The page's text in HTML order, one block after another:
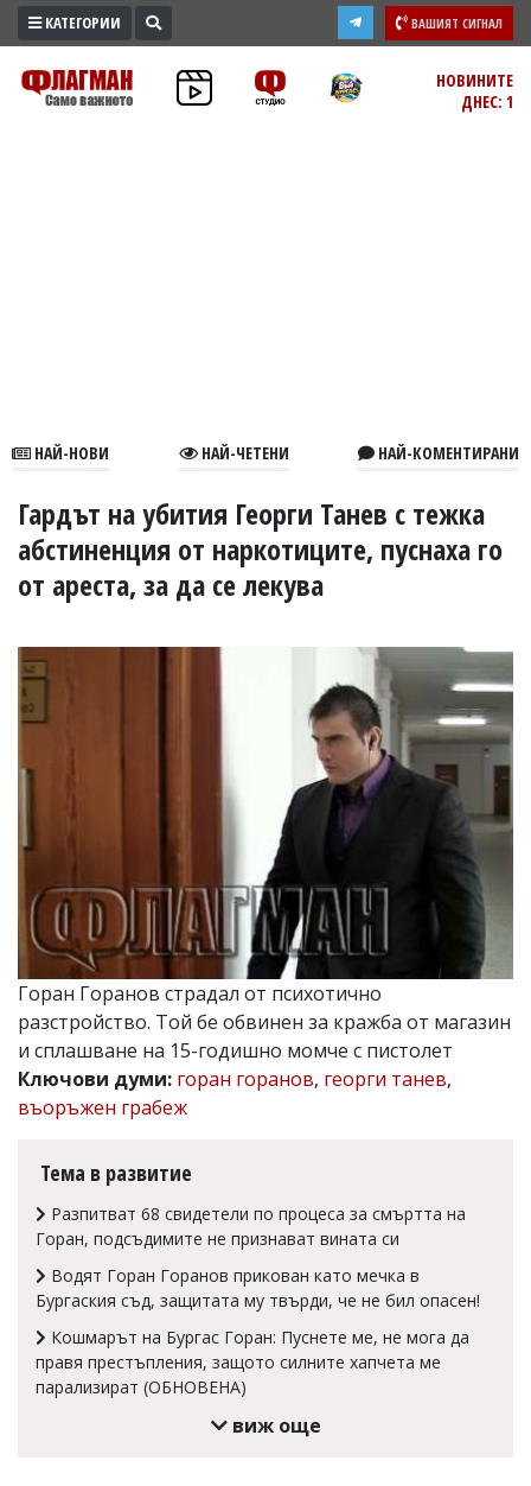
ПРОМО
ЗОНА
В
УКРАЙНА
СПОРТ
РАЗСЛЕДВАНЕ
БИЗНЕС
ЮГ
Веселин
v.vasilev@flagman.bg
Катя
еmail:k.kassabova@flagman.bg
Главен
редактор:
Иван
Колев,
email:
office@flagman.bg
Коментарите
под
въвеждат
читателите
носи
тях!
Ако
КАТЕГОРИИ ВАШИЯТ СИГНАЛ
НОВИНИТЕ
ДНЕС: 1
НАЙ-НОВИ НАЙ-ЧЕТЕНИ НАЙ-КОМЕНТИРАНИ
Гардът на убития Георги Танев с тежка
абстиненция от наркотиците, пуснаха го
от ареста, за да се лекува
Горан Горанов страдал от психотично
разстройство. Той бе обвинен за кражба от магазин
и сплашване на 15-годишно момче с пистолет
Ключови думи: горан горанов, георги танев,
въоръжен грабеж
Тема в развитие
Разпитват 68 свидетели по процеса за смъртта на
Горан, подсъдимите не признават вината си
Водят Горан Горанов прикован като мечка в
Бургаския съд, защитата му твърди, че не бил опасен!
Кошмарът на Бургас Горан: Пуснете ме, не мога да
правя престъпления, защото силните хапчета ме
парализират (ОБНОВЕНА)
виж още